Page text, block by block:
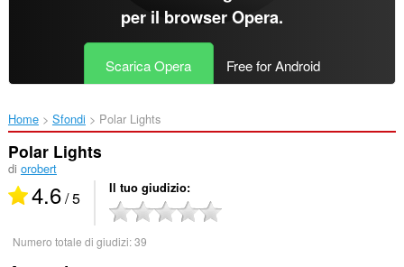
per il browser Opera.
Scarica Opera Free for Android
Home Sfondi Polar Lights‎
Polar Lights
di orobert
4.6/ 5 Il tuo giudizio
Numero totale di giudizi:39